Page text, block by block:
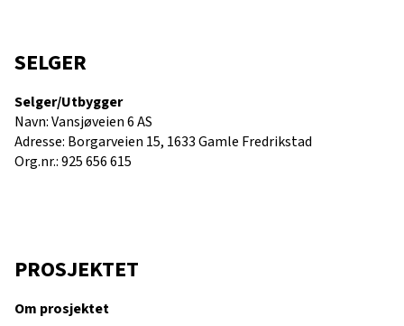
SELGER
Selger/Utbygger
Navn: Vansjøveien 6 AS
Adresse: Borgarveien 15, 1633 Gamle Fredrikstad
Org.nr.: 925 656 615
PROSJEKTET
Om prosjektet